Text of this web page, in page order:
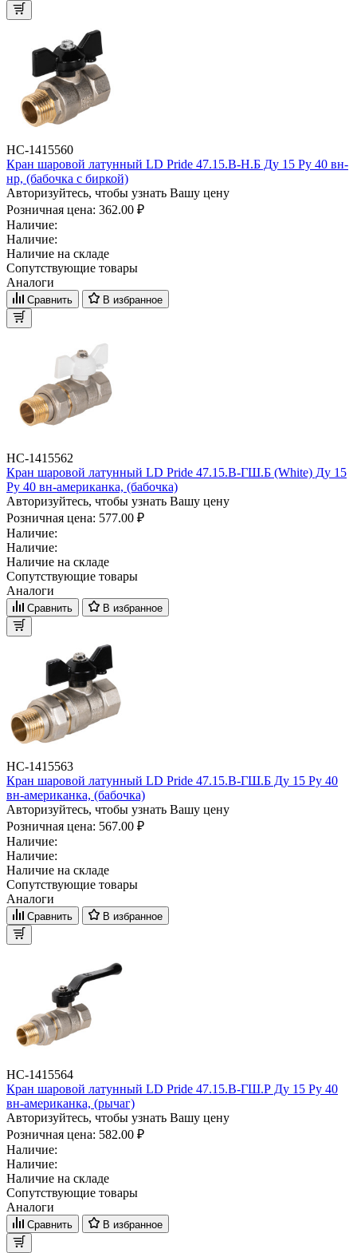
НС-1415560
Кран шаровой латунный LD Pride 47.15.B-Н.Б Ду 15 Ру 40 вн-
нр, (бабочка с биркой)
Авторизуйтесь, чтобы узнать Вашу цену
Розничная цена: 362.00 ₽
Наличие:
Наличие:
Наличие на складе
Сопутствующие товары
Аналоги
Сравнить В избранное
НС-1415562
Кран шаровой латунный LD Pride 47.15.В-ГШ.Б (White) Ду 15
Ру 40 вн-американка, (бабочка)
Авторизуйтесь, чтобы узнать Вашу цену
Розничная цена: 577.00 ₽
Наличие:
Наличие:
Наличие на складе
Сопутствующие товары
Аналоги
Сравнить В избранное
НС-1415563
Кран шаровой латунный LD Pride 47.15.В-ГШ.Б Ду 15 Ру 40
вн-американка, (бабочка)
Авторизуйтесь, чтобы узнать Вашу цену
Розничная цена: 567.00 ₽
Наличие:
Наличие:
Наличие на складе
Сопутствующие товары
Аналоги
Сравнить В избранное
НС-1415564
Кран шаровой латунный LD Pride 47.15.В-ГШ.Р Ду 15 Ру 40
вн-американка, (рычаг)
Авторизуйтесь, чтобы узнать Вашу цену
Розничная цена: 582.00 ₽
Наличие:
Наличие:
Наличие на складе
Сопутствующие товары
Аналоги
Сравнить В избранное